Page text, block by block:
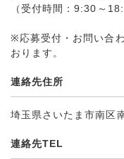
（受付時間：9:30～
※応募受付・お問い合
おります。
連絡先住所
埼玉県さいたま市南
連絡先TEL